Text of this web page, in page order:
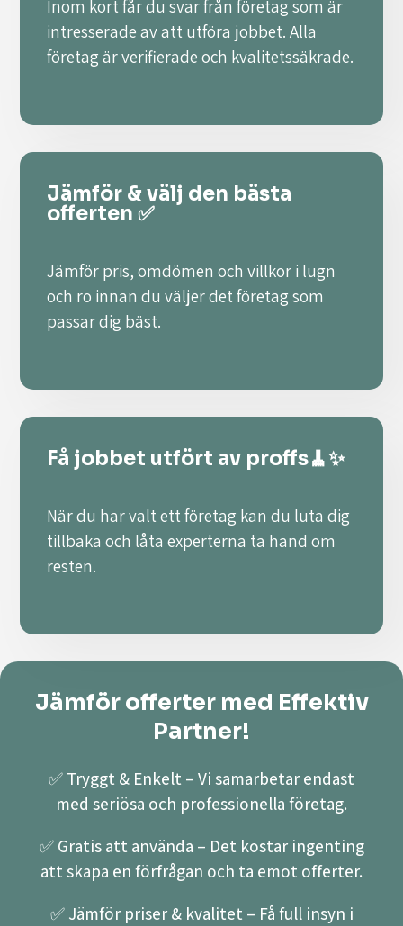
Inom kort får du svar från företag som är
intresserade av att utföra jobbet. Alla
företag är verifierade och kvalitetssäkrade.
Jämför & välj den bästa
offerten ✅
Jämför pris, omdömen och villkor i lugn
och ro innan du väljer det företag som
passar dig bäst.
Få jobbet utfört av proffs🧹✨
När du har valt ett företag kan du luta dig
tillbaka och låta experterna ta hand om
resten.
Jämför offerter med Effektiv
Partner!
✅ Tryggt & Enkelt – Vi samarbetar endast
med seriösa och professionella företag.
✅ Gratis att använda – Det kostar ingenting
att skapa en förfrågan och ta emot offerter.
✅ Jämför priser & kvalitet – Få full insyn i